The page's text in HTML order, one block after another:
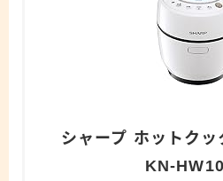
シャープ ホットク
KN-